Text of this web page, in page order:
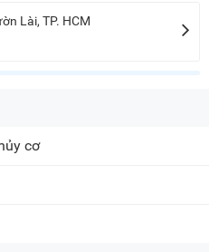
Lài, TP. HCM
cơ